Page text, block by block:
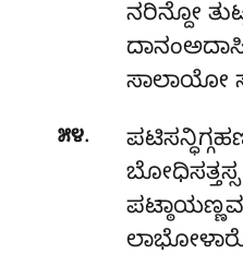
ನರಿನ್ದೋ
ಸಾಲಾಯೋ
೫೪.